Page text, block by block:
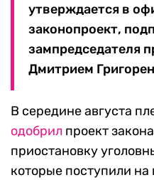
утверждается в
законопроект,
зампредседателя
Дмитрием
В середине августа
одобрил проект
приостановку
которые поступили